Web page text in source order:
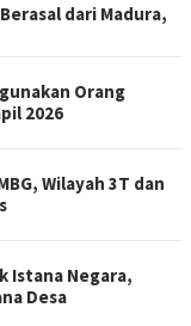
dari Madura,
Orang
2026
Wilayah 3T dan
Istana Negara,
Desa